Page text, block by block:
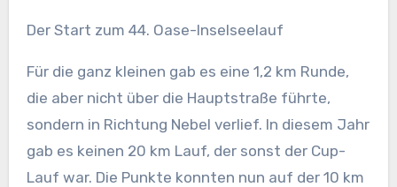
Der Start zum 44. Oase-Inselseelauf
Für die ganz kleinen gab es eine 1,2 km Runde,
die aber nicht über die Hauptstraße führte,
sondern in Richtung Nebel verlief. In diesem Jahr
gab es keinen 20 km Lauf, der sonst der Cup-
Lauf war. Die Punkte konnten nun auf der 10 km